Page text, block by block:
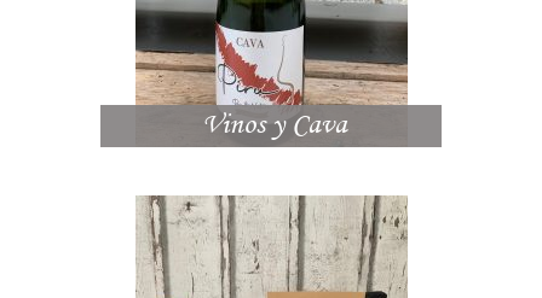
Vinos y Cava